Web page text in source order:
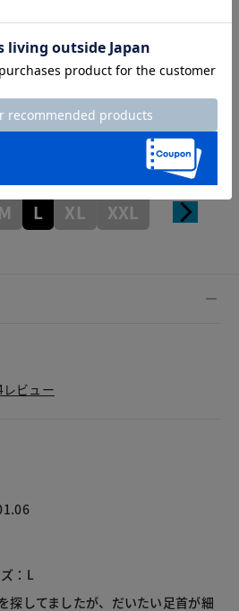
Inseam length
M L XL XXL
レビュー
：L
探してましたが、だいたい足首が細